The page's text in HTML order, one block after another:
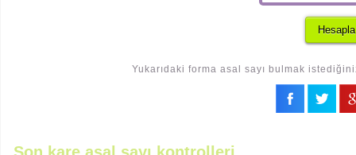
Yukarıdaki forma asal sayı bulmak